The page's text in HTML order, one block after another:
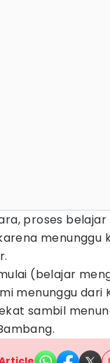
proses
menunggu
(belajar
menunggu dari
sambil